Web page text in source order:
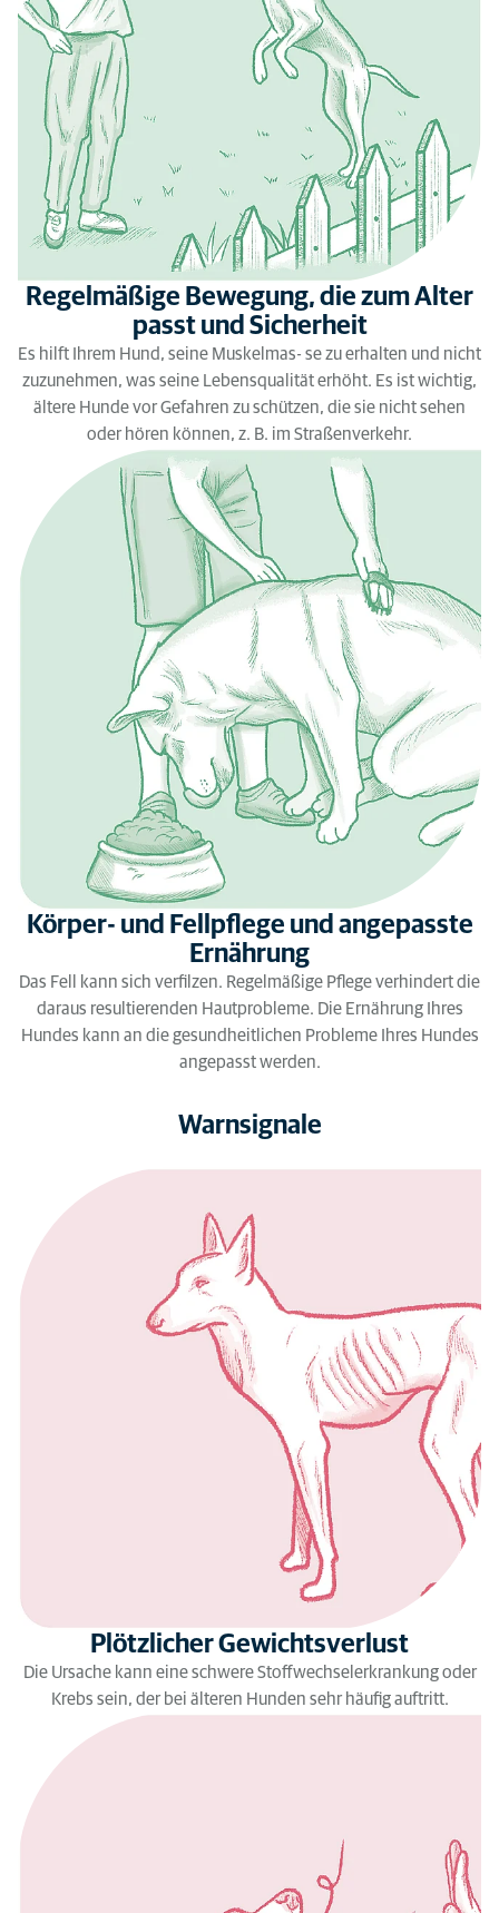
Regelmäßige Bewegung, die zum Alter
passt und Sicherheit
Es hilft Ihrem Hund, seine Muskelmas- se zu erhalten und nicht
zuzunehmen, was seine Lebensqualität erhöht. Es ist wichtig,
ältere Hunde vor Gefahren zu schützen, die sie nicht sehen
oder hören können, z. B. im Straßenverkehr.
Körper- und Fellpflege und angepasste
Ernährung
Das Fell kann sich verfilzen. Regelmäßige Pflege verhindert die
daraus resultierenden Hautprobleme. Die Ernährung Ihres
Hundes kann an die gesundheitlichen Probleme Ihres Hundes
angepasst werden.
Warnsignale
Plötzlicher Gewichtsverlust
Die Ursache kann eine schwere Stoffwechselerkrankung oder
Krebs sein, der bei älteren Hunden sehr häufig auftritt.